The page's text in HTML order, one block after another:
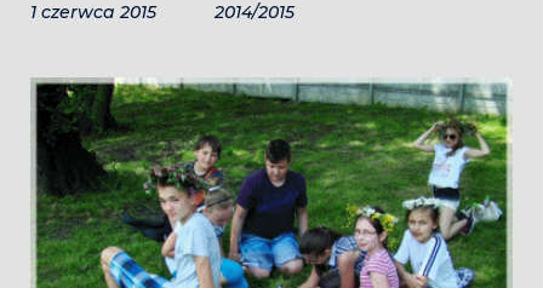
1 czerwca 2015 2014/2015